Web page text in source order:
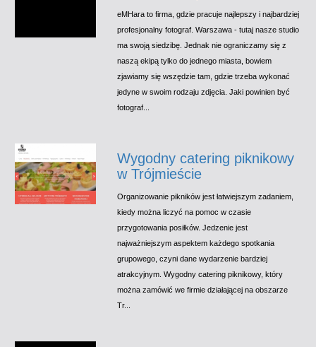
eMHara to firma, gdzie pracuje najlepszy i najbardziej
profesjonalny fotograf. Warszawa - tutaj nasze studio
ma swoją siedzibę. Jednak nie ograniczamy się z
naszą ekipą tylko do jednego miasta, bowiem
zjawiamy się wszędzie tam, gdzie trzeba wykonać
jedyne w swoim rodzaju zdjęcia. Jaki powinien być
fotograf...
Wygodny catering piknikowy
w Trójmieście
Organizowanie pikników jest łatwiejszym zadaniem,
kiedy można liczyć na pomoc w czasie
przygotowania posiłków. Jedzenie jest
najważniejszym aspektem każdego spotkania
grupowego, czyni dane wydarzenie bardziej
atrakcyjnym. Wygodny catering piknikowy, który
można zamówić we firmie działającej na obszarze
Tr...